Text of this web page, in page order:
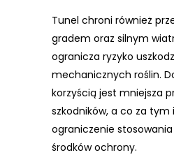
Tunel chroni również
gradem oraz silnym
ogranicza ryzyko
mechanicznych roślin.
korzyścią jest mniejsza
szkodników, a co za tym
ograniczenie
środków ochrony.